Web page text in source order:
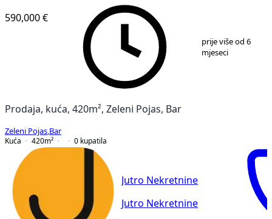
1 17
590,000 €
prije više od 6
mjeseci
Prodaja, kuća, 420m², Zeleni Pojas, Bar
Zeleni Pojas Bar
Kuća
420m² 0 kupatila
Jutro Nekretnine
Jutro Nekretnine